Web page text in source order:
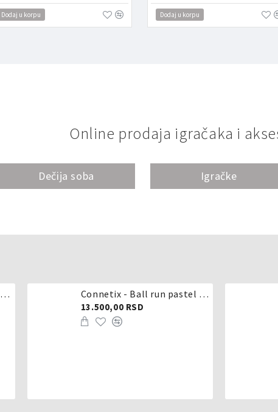
Dodaj u korpu Dodaj u korpu
Online prodaja igračaka i
Dečija soba Igračke
Connetix - Creative pack 102 dela Connetix - Ball run pastel 106 delova
13.500,00 RSD